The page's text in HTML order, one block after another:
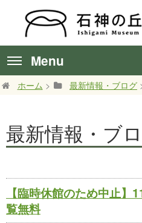
Menu
ホーム > 最新情報・ブログ
最新情報・ブ
【臨時休館のため中止
覧無料